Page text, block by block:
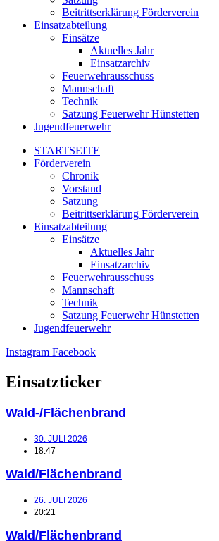
Beitrittserklärung Förderverein
Einsatzabteilung
Einsätze
Aktuelles Jahr
Einsatzarchiv
Feuerwehrausschuss
Mannschaft
Technik
Satzung Feuerwehr Hünstetten
Jugendfeuerwehr
STARTSEITE
Förderverein
Chronik
Vorstand
Satzung
Beitrittserklärung Förderverein
Einsatzabteilung
Einsätze
Aktuelles Jahr
Einsatzarchiv
Feuerwehrausschuss
Mannschaft
Technik
Satzung Feuerwehr Hünstetten
Jugendfeuerwehr
Instagram Facebook
Einsatzticker
Wald-/Flächenbrand
30. JULI 2026
18:47
Wald/Flächenbrand
26. JULI 2026
20:21
Wald/Flächenbrand